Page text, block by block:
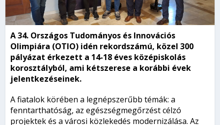
A 34. Országos Tudományos és Innovációs
Olimpiára (OTIO) idén rekordszámú, közel 300
pályázat érkezett a 14-18 éves középiskolás
korosztályból, ami kétszerese a korábbi évek
jelentkezéseinek.
A fiatalok körében a legnépszerűbb témák: a
fenntarthatóság, az egészségmegőrzést célzó
projektek és a városi közlekedés modernizálása. Az